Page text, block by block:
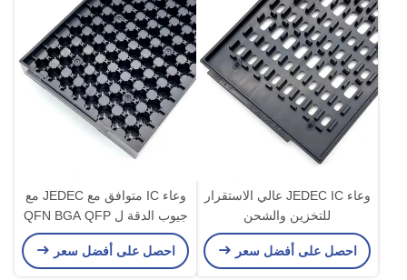
وعاء JEDEC IC عالي الاستقرار
للتخزين والشحن
احصل على أفضل سعر
وعاء IC متوافق مع JEDEC مع
جيوب الدقة ل QFN BGA QFP
احصل على أفضل سعر